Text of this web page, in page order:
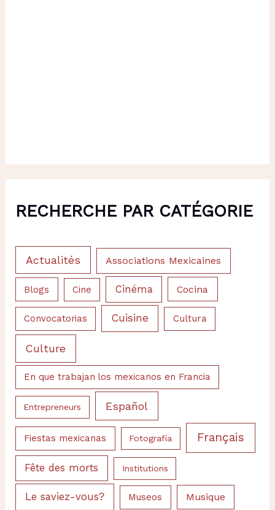
RECHERCHE PAR CATÉGORIE
Actualités Associations Mexicaines
Blogs Cine Cinéma Cocina
Convocatorias Cuisine Cultura
Culture
En que trabajan los mexicanos en Francia
Entrepreneurs Español
Fiestas mexicanas Fotografía Français
Fête des morts Institutions
Le saviez-vous? Museos Musique